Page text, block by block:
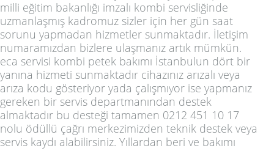
milli eğitim bakanlığı imzalı kombi servisliğinde
uzmanlaşmış kadromuz sizler için her gün saat
sorunu yapmadan hizmetler sunmaktadır. İletişim
numaramızdan bizlere ulaşmanız artık mümkün.
eca servisi kombi petek bakımı İstanbulun dört bir
yanına hizmeti sunmaktadır cihazınız arızalı veya
arıza kodu gösteriyor yada çalışmıyor ise yapmanız
gereken bir servis departmanından destek
almaktadır bu desteği tamamen 0212 451 10 17
nolu ödüllü çağrı merkezimizden teknik destek veya
servis kaydı alabilirsiniz. Yıllardan beri ve bakımı